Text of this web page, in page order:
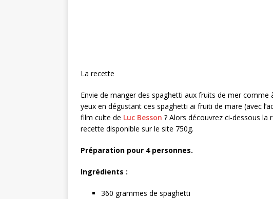
La recette
Envie de manger des spaghetti aux fruits de mer comme
yeux en dégustant ces spaghetti ai fruiti de mare (avec
film culte de Luc Besson ? Alors découvrez ci-dessous la
recette disponible sur le site 750g.
Préparation pour 4 personnes.
Ingrédients :
360 grammes de spaghetti